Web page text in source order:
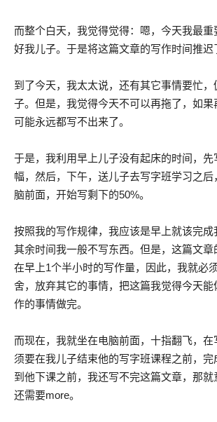
而整个白天，我觉得觉得：嗯，今天我最
好我儿子。于是将这篇文章的写作时间推迟
到了今天，我太太说，还有其它事情要忙
子。但是，我觉得今天不可以再拖了，如
可能永远都写不出来了。
于是，我利用早上儿子没有起床的时间，先
幅，然后，下午，送儿子去写字班学习之
脑前面，开始写剩下的50%。
按照我的写作规律，我应该是早上就该完成
其余时间我一般不写东西。但是，这篇文
在早上1个半小时的写作量，因此，我就必
舍，放弃其它的事情，把这篇我觉得今天能
作的事情做完。
而现在，我就坐在电脑前面，十指翻飞，
须要在我儿子结束他的写字班课程之前，完
到他下课之前，我还写不完这篇文章，那
还需要more。